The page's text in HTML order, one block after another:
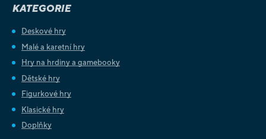
KATEGORIE
Deskové hry
Malé a karetní hry
Hry na hrdiny a gamebooky
Dětské hry
Figurkové hry
Klasické hry
Doplňky